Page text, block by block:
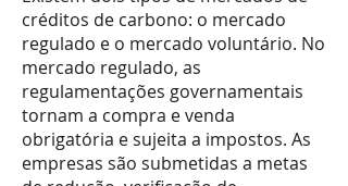
créditos de carbono: o mercado
regulado e o mercado voluntário. No
mercado regulado, as
regulamentações governamentais
tornam a compra e venda
obrigatória e sujeita a impostos. As
empresas são submetidas a metas